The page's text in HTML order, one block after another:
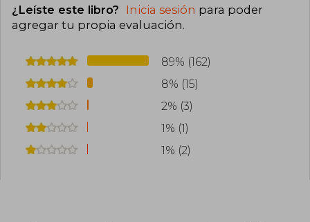
¿Leíste este libro? Inicia sesión para poder
agregar tu propia evaluación.
89% (162)
8% (15)
2% (3)
1% (1)
1% (2)